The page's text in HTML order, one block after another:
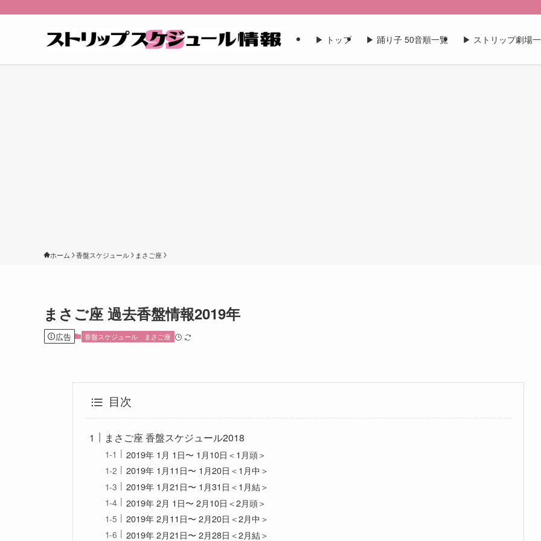
▶︎ トップ ▶︎ 踊り子 50音順一覧 ▶︎ ストリップ劇場
ホーム 香盤スケジュール まさご座
まさご座 過去香盤情報2019年
広告 香盤スケジュール まさご座
目次
まさご座 香盤スケジュール2018
2019年 1月 1日〜 1月10日＜1月頭＞
2019年 1月11日〜 1月20日＜1月中＞
2019年 1月21日〜 1月31日＜1月結＞
2019年 2月 1日〜 2月10日＜2月頭＞
2019年 2月11日〜 2月20日＜2月中＞
2019年 2月21日〜 2月28日＜2月結＞